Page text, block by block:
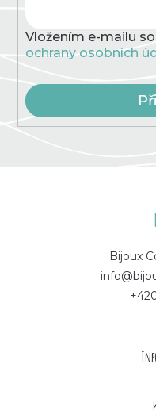
Vložením e-mailu
ochrany osobních
Bijoux